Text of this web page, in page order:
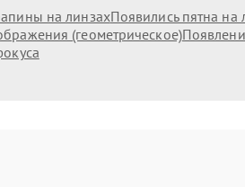
на линзахПоявились пятна на
(геометрическое)